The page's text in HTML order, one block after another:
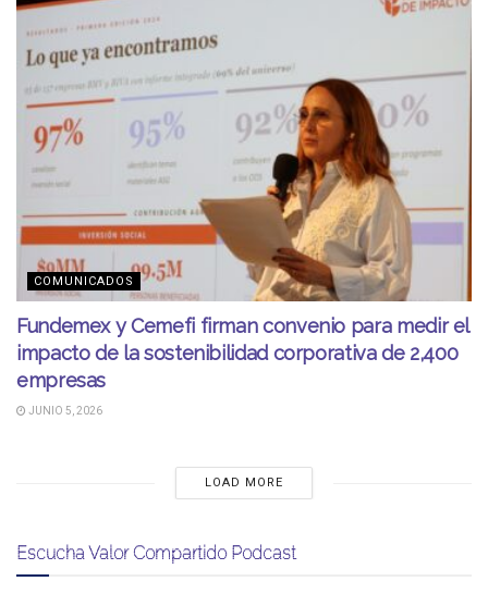
COMUNICADOS
Fundemex y Cemefi firman convenio para medir el
impacto de la sostenibilidad corporativa de 2,400
empresas
JUNIO 5, 2026
LOAD MORE
Escucha Valor Compartido Podcast